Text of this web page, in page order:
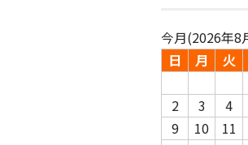
今月(2026年8
日
月 火
2
3 4
9
10 11